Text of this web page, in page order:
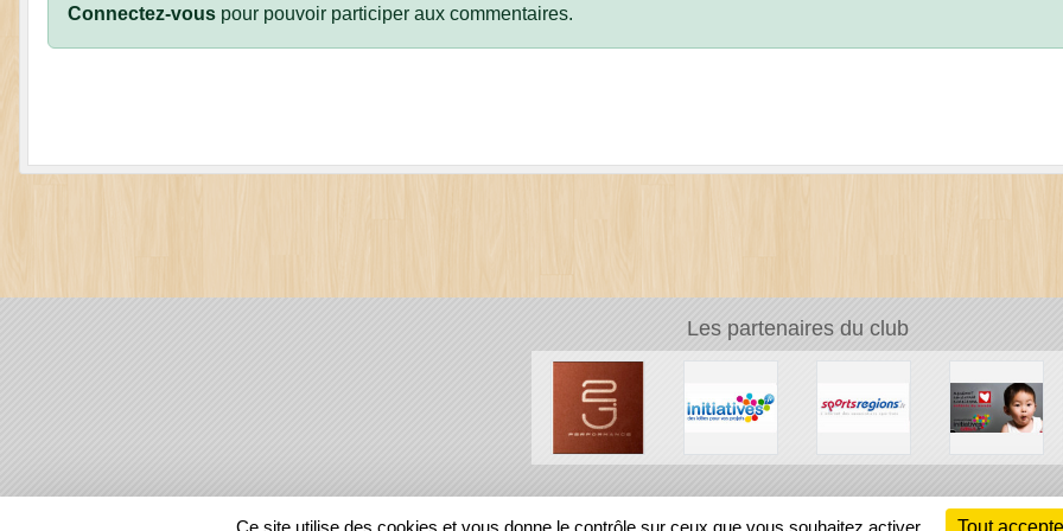
Connectez-vous pour pouvoir participer aux commentaires.
Les partenaires du club
REGIONS
Ce site utilise des cookies et vous donne le contrôle sur ceux que vous souhaitez activer Tout